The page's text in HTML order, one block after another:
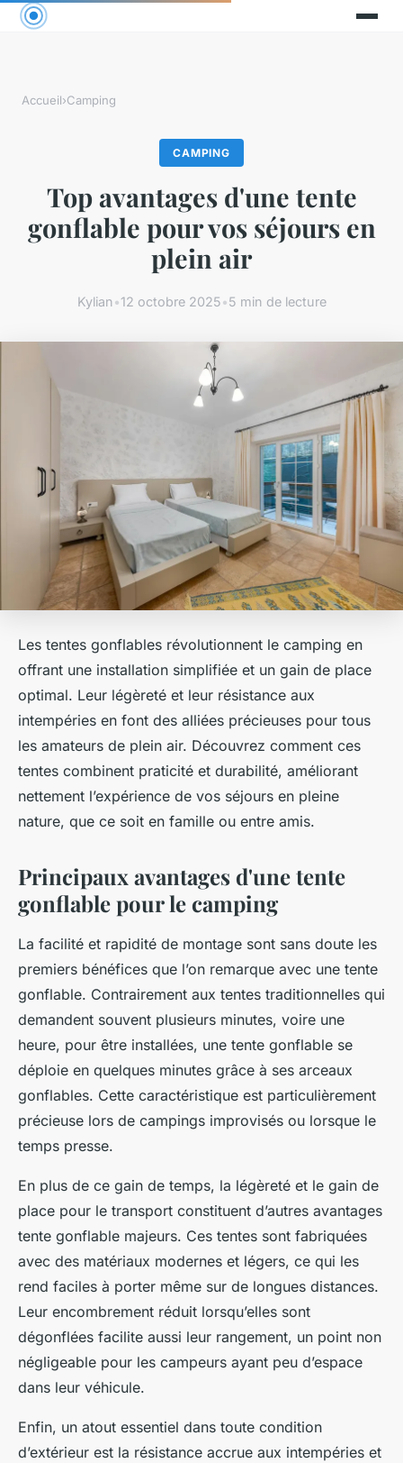
Accueil›Camping
CAMPING
Top avantages d'une tente
gonflable pour vos séjours en
plein air
Kylian•12 octobre 2025•5 min de lecture
Les tentes gonflables révolutionnent le camping en
offrant une installation simplifiée et un gain de place
optimal. Leur légèreté et leur résistance aux
intempéries en font des alliées précieuses pour tous
les amateurs de plein air. Découvrez comment ces
tentes combinent praticité et durabilité, améliorant
nettement l’expérience de vos séjours en pleine
nature, que ce soit en famille ou entre amis.
Principaux avantages d'une tente
gonflable pour le camping
La facilité et rapidité de montage sont sans doute les
premiers bénéfices que l’on remarque avec une tente
gonflable. Contrairement aux tentes traditionnelles qui
demandent souvent plusieurs minutes, voire une
heure, pour être installées, une tente gonflable se
déploie en quelques minutes grâce à ses arceaux
gonflables. Cette caractéristique est particulièrement
précieuse lors de campings improvisés ou lorsque le
temps presse.
En plus de ce gain de temps, la légèreté et le gain de
place pour le transport constituent d’autres avantages
tente gonflable majeurs. Ces tentes sont fabriquées
avec des matériaux modernes et légers, ce qui les
rend faciles à porter même sur de longues distances.
Leur encombrement réduit lorsqu’elles sont
dégonflées facilite aussi leur rangement, un point non
négligeable pour les campeurs ayant peu d’espace
dans leur véhicule.
Enfin, un atout essentiel dans toute condition
d’extérieur est la résistance accrue aux intempéries et